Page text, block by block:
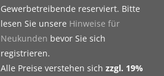
Gewerbetreibende reserviert. Bitte
lesen Sie unsere Hinweise für
Neukunden bevor Sie sich
registrieren.
Alle Preise verstehen sich zzgl. 19%